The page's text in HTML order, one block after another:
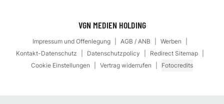
VGN MEDIEN HOLDING
Impressum und Offenlegung AGB / ANB
Werben
Kontakt-Datenschutz
Datenschutzpolicy
Redirect Sitemap
Cookie Einstellungen
Vertrag widerrufen Fotocredits